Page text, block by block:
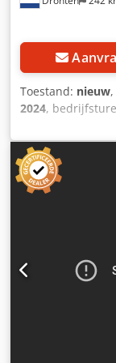
Toestand: nieuw
2024,
Chassisvorm:
(3 cilinders),
Functioneel
347 x 130 x 234
zeer goed
contact op met
opties en